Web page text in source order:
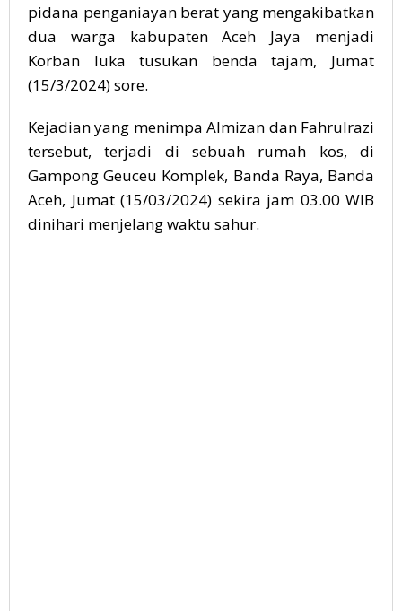
pidana penganiayan berat yang mengakibatkan
dua warga kabupaten Aceh Jaya menjadi
Korban luka tusukan benda tajam, Jumat
(15/3/2024) sore.
Kejadian yang menimpa Almizan dan Fahrulrazi
tersebut, terjadi di sebuah rumah kos, di
Gampong Geuceu Komplek, Banda Raya, Banda
Aceh, Jumat (15/03/2024) sekira jam 03.00 WIB
dinihari menjelang waktu sahur.